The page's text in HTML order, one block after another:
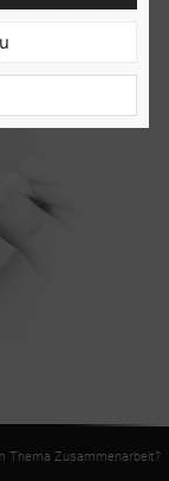
Rolle, indem Sie
Thema Zusammenarbeit?